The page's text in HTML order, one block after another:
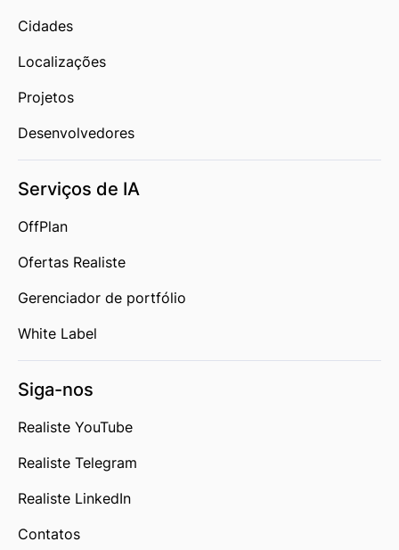
Cidades
Localizações
Projetos
Desenvolvedores
Serviços de IA
OffPlan
Ofertas Realiste
Gerenciador de portfólio
White Label
Siga-nos
Realiste YouTube
Realiste Telegram
Realiste LinkedIn
Contatos